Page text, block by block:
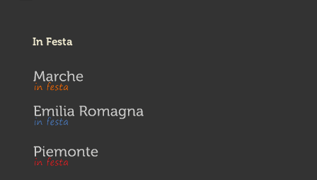
In Festa